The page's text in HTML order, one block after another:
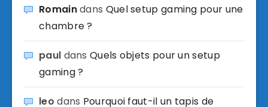
Romaindans Quel setup gaming pour une
chambre ?
paul dansQuels objets pour un setup
gaming ?
leo dans Pourquoi faut-il un tapis de